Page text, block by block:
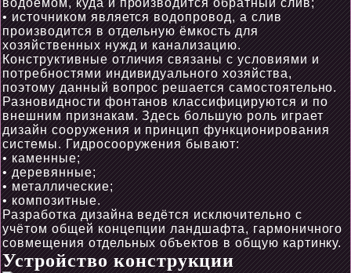
водоёмом, куда и производится обратный слив;
• источником является водопровод, а слив
производится в отдельную ёмкость для
хозяйственных нужд и канализацию.
Конструктивные отличия связаны с условиями и
потребностями индивидуального хозяйства,
поэтому данный вопрос решается самостоятельно.
Разновидности фонтанов классифицируются и по
внешним признакам. Здесь большую роль играет
дизайн сооружения и принцип функционирования
системы. Гидросооружения бывают:
• каменные;
• деревянные;
• металлические;
• композитные.
Разработка дизайна ведётся исключительно с
учётом общей концепции ландшафта, гармоничного
совмещения отдельных объектов в общую картинку.
Устройство конструкции